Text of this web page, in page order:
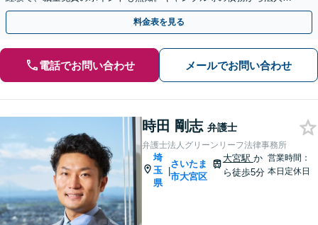
産まで広く対応。完全個室でじっくりお話を伺います。
料金表を見る
電話でお問い合わせ メールでお問い合わせ
時田 剛志 弁護士
弁護士法人グリーンリーフ法律事務所
埼
玉
県
|
さいたま
市大宮区
大宮駅 か
ら徒歩5分
営業時間：
本日定休日